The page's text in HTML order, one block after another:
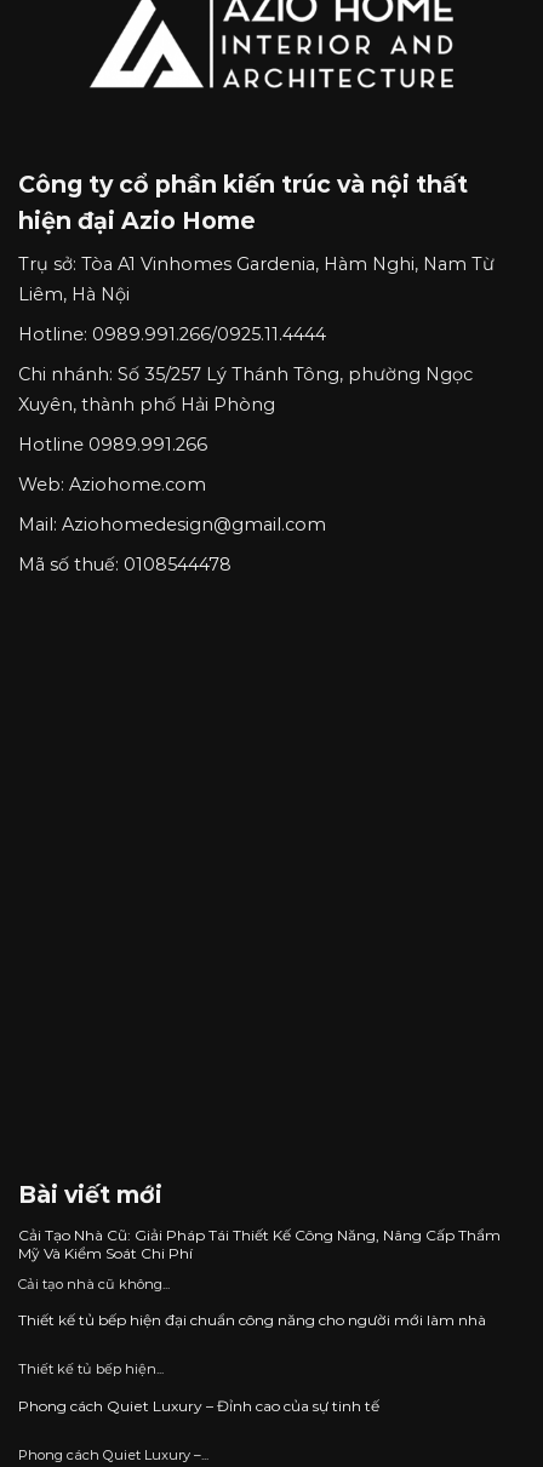
Công ty cổ phần kiến trúc và nội thất
hiện đại Azio Home
Trụ sở: Tòa A1 Vinhomes Gardenia, Hàm Nghi, Nam Từ
Liêm, Hà Nội
Hotline: 0989.991.266/0925.11.4444
Chi nhánh: Số 35/257 Lý Thánh Tông, phường Ngọc
Xuyên, thành phố Hải Phòng
Hotline 0989.991.266
Web: Aziohome.com
Mail: Aziohomedesign@gmail.com
Mã số thuế: 0108544478
Bài viết mới
Cải Tạo Nhà Cũ: Giải Pháp Tái Thiết Kế Công Năng, Nâng Cấp Thẩm
Mỹ Và Kiểm Soát Chi Phí
Cải tạo nhà cũ không...
Thiết kế tủ bếp hiện đại chuẩn công năng cho người mới làm nhà
Thiết kế tủ bếp hiện...
Phong cách Quiet Luxury – Đỉnh cao của sự tinh tế
Phong cách Quiet Luxury –...